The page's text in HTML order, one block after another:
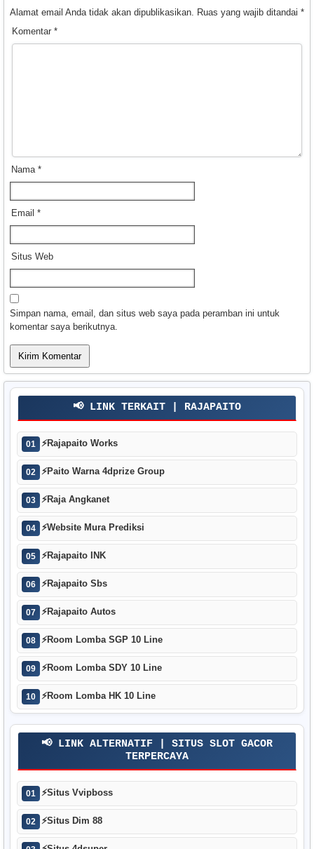
Alamat email Anda tidak akan dipublikasikan. Ruas yang wajib ditandai *
Komentar *
Nama *
Email *
Situs Web
Simpan nama, email, dan situs web saya pada peramban ini untuk
komentar saya berikutnya.
📢 LINK TERKAIT | RAJAPAITO
01 ⚡Rajapaito Works
02 ⚡Paito Warna 4dprize Group
03 ⚡Raja Angkanet
04 ⚡Website Mura Prediksi
05 ⚡Rajapaito INK
06 ⚡Rajapaito Sbs
07 ⚡Rajapaito Autos
08 ⚡Room Lomba SGP 10 Line
09 ⚡Room Lomba SDY 10 Line
10 ⚡Room Lomba HK 10 Line
📢 LINK ALTERNATIF | SITUS SLOT GACOR
TERPERCAYA
01 ⚡Situs Vvipboss
02 ⚡Situs Dim 88